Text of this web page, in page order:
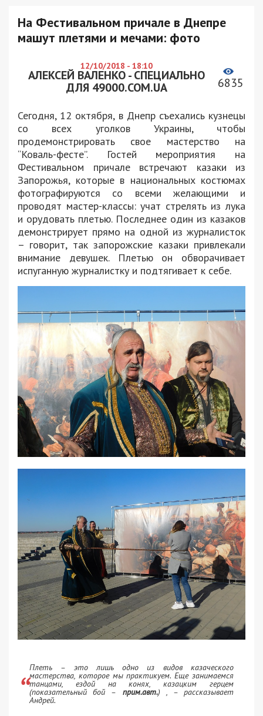
На Фестивальном причале в Днепре
машут плетями и мечами: фото
12/10/2018 - 18:10
АЛЕКСЕЙ ВАЛЕНКО - СПЕЦИАЛЬНО
ДЛЯ 49000.COM.UA
6835
Сегодня, 12 октября, в Днепр съехались кузнецы
со всех уголков Украины, чтобы
продемонстрировать свое мастерство на
“Коваль-фесте”. Гостей мероприятия на
Фестивальном причале встречают казаки из
Запорожья, которые в национальных костюмах
фотографируются со всеми желающими и
проводят мастер-классы: учат стрелять из лука
и орудовать плетью. Последнее один из казаков
демонстрирует прямо на одной из журналисток
– говорит, так запорожские казаки привлекали
внимание девушек. Плетью он обворачивает
испуганную журналистку и подтягивает к себе.
Плеть – это лишь одно из видов казаческого
мастерства, которое мы практикуем. Еще занимаемся
танцами, ездой на конях, казацким герцем
(показательный бой – прим.авт.) , – рассказывает
Андрей.